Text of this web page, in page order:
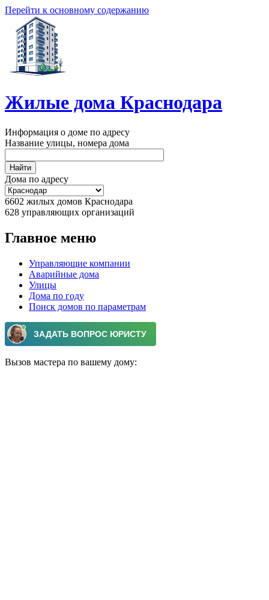
Перейти к основному содержанию
Жилые дома Краснодара
Информация о доме по адресу
Название улицы, номера дома
Дома по адресу
6602 жилых домов Краснодара
628 управляющих организаций
Главное меню
Управляющие компании
Аварийные дома
Улицы
Дома по году
Поиск домов по параметрам
Вызов мастера по вашему дому: